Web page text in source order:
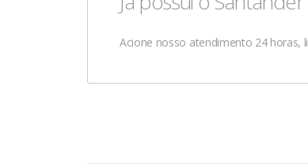
Acione nosso atendimento 24 horas,